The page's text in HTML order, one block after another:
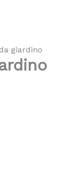
giardino